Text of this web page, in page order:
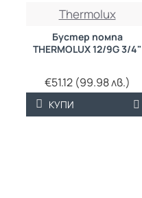
Thermolux
Бустер помпа
THERMOLUX 12/9G 3/4"
€51.12 (99.98 лв.)
КУПИ